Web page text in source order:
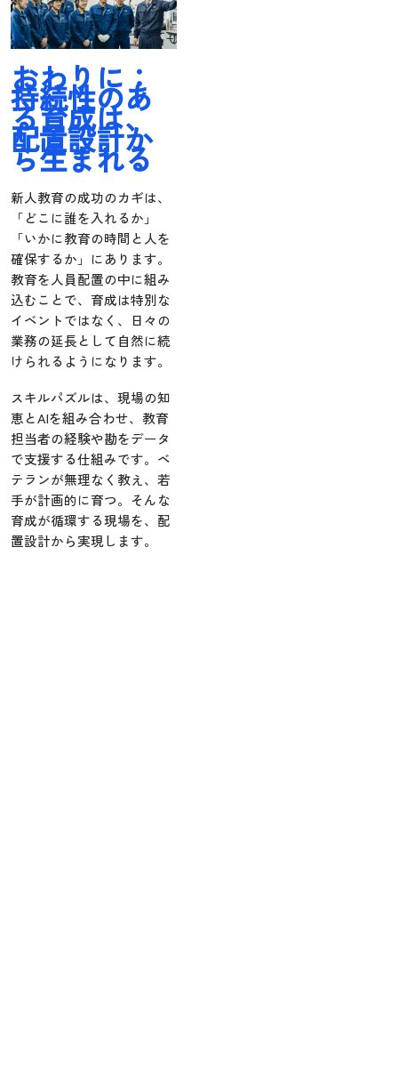
おわりに：
持続性のあ
る育成は、
配置設計か
ら生まれる
新人教育の成功のカギは、
「どこに誰を入れるか」
「いかに教育の時間と人を
確保するか」にあります。
教育を人員配置の中に組み
込むことで、育成は特別な
イベントではなく、日々の
業務の延長として自然に続
けられるようになります。
スキルパズルは、現場の知
恵とAIを組み合わせ、教育
担当者の経験や勘をデータ
で支援する仕組みです。ベ
テランが無理なく教え、若
手が計画的に育つ。そんな
育成が循環する現場を、配
置設計から実現します。